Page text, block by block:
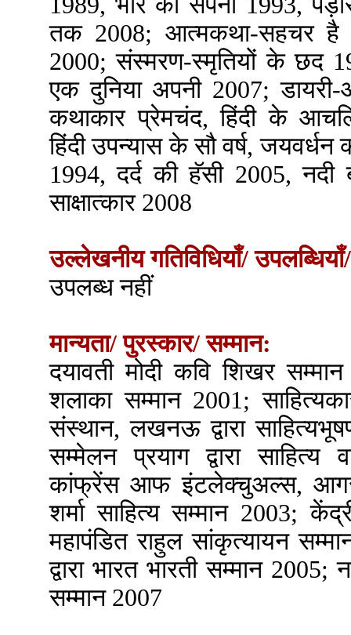
तक 2008; आत्मकथा-सहचर
2000; संस्मरण-स्मृतियों के छद
एक दुनिया अपनी 2007;
कथाकार प्रेमचंद, हिंदी के
हिंदी उपन्यास के सौ वर्ष,
1994, दर्द की हॅसी 2005, नदी
साक्षात्कार 2008
उल्लेखनीय गतिविधियाँ/ उपलब्धियाँ/
उपलब्ध नहीं
मान्यता/ पुरस्कार/ सम्मान:
दयावती मोदी कवि शिखर
शलाका सम्मान 2001;
संस्थान, लखनऊ द्वारा
सम्मेलन प्रयाग द्वारा
कांफ्रेंस आफ इंटलेक्चुअल्स, आगरा
शर्मा साहित्य सम्मान 2003;
महापंडित राहुल सांकृत्यायन
द्वारा भारत भारती सम्मान
सम्मान 2007